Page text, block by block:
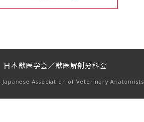
日本獣医学会／獣医解剖分科会
Japanese Association of Veterinary Anatomists